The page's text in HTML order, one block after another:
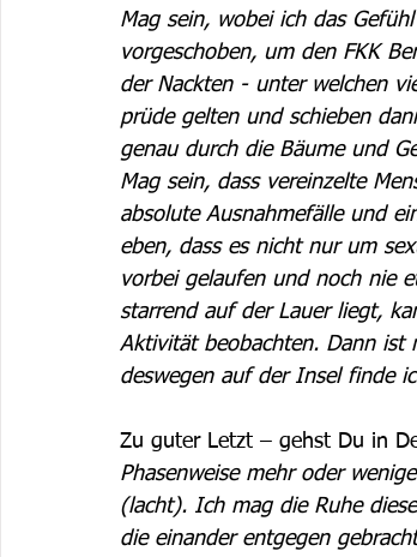
Mag sein, wobei ich das
vorgeschoben, um den FKK
der Nackten - unter welchen
prüde gelten und schieben
genau durch die Bäume und
Mag sein, dass vereinzelte
absolute Ausnahmefälle und
eben, dass es nicht nur um
vorbei gelaufen und noch nie
starrend auf der Lauer liegt,
Aktivität beobachten. Dann ist
deswegen auf der Insel finde
Zu guter Letzt – gehst Du in
Phasenweise mehr oder
(lacht). Ich mag die Ruhe
die einander entgegen